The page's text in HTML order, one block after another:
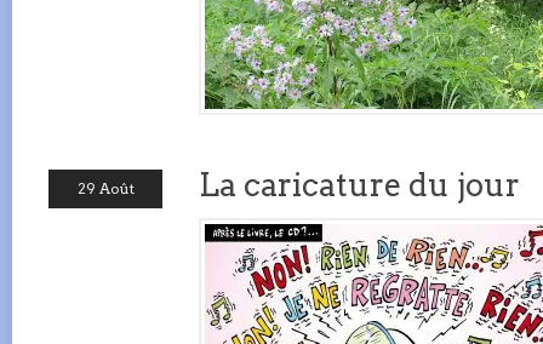
29 Août La caricature du jour